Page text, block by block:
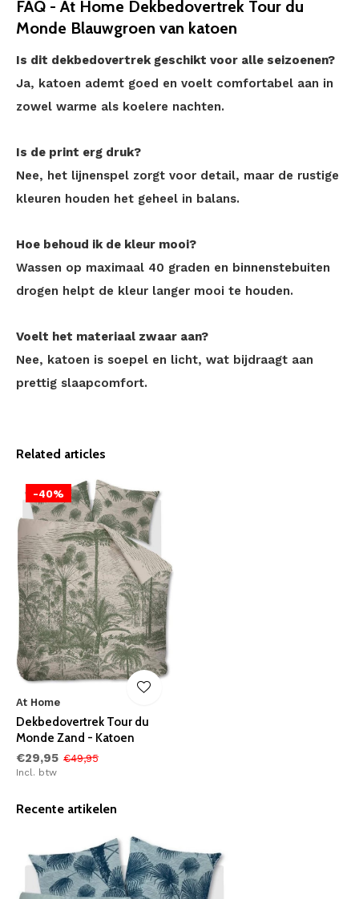
FAQ - At Home Dekbedovertrek Tour du
Monde Blauwgroen van katoen
Is dit dekbedovertrek geschikt voor alle seizoenen?
Ja, katoen ademt goed en voelt comfortabel aan in
zowel warme als koelere nachten.
Is de print erg druk?
Nee, het lijnenspel zorgt voor detail, maar de rustige
kleuren houden het geheel in balans.
Hoe behoud ik de kleur mooi?
Wassen op maximaal 40 graden en binnenstebuiten
drogen helpt de kleur langer mooi te houden.
Voelt het materiaal zwaar aan?
Nee, katoen is soepel en licht, wat bijdraagt aan
prettig slaapcomfort.
Related articles
-40%
At Home
Dekbedovertrek Tour du
Monde Zand - Katoen
€29,95 €49,95
Incl. btw
Recente artikelen